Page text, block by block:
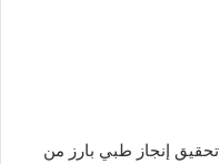
إنجاز طبي بارز من